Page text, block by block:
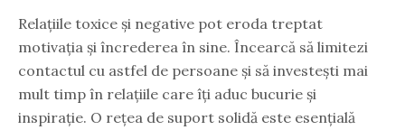
Relațiile toxice și negative pot eroda treptat
motivația și încrederea în sine. Încearcă să limitezi
contactul cu astfel de persoane și să investești mai
mult timp în relațiile care îți aduc bucurie și
inspirație. O rețea de suport solidă este esențială